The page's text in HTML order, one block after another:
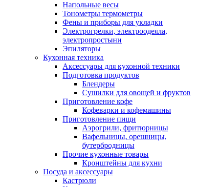
Напольные весы
Тонометры термометры
Фены и приборы для укладки
Электрогрелки, электроодеяла,
электропростыни
Эпиляторы
Кухонная техника
Аксессуары для кухонной техники
Подготовка продуктов
Блендеры
Сушилки для овощей и фруктов
Приготовление кофе
Кофеварки и кофемашины
Приготовление пищи
Аэрогрили, фритюрницы
Вафельницы, орешницы,
бутербродницы
Прочие кухонные товары
Кронштейны для кухни
Посуда и аксессуары
Кастрюли